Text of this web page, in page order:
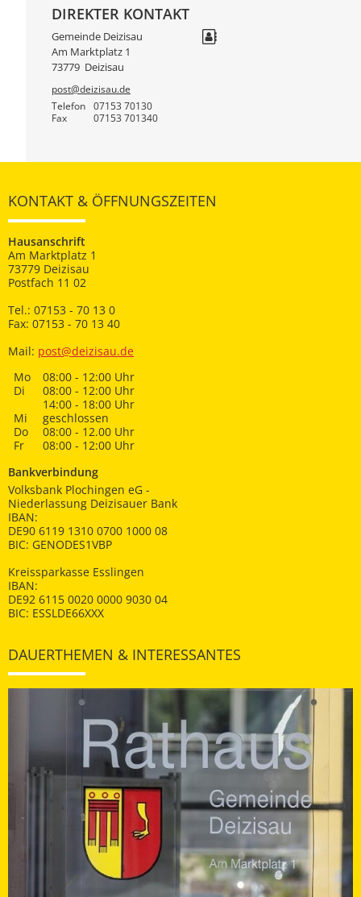
DIREKTER KONTAKT
Gemeinde Deizisau
Am Marktplatz 1
73779 Deizisau
post@deizisau.de
Telefon
07153 70130
Fax 07153 701340
KONTAKT & ÖFFNUNGSZEITEN
Hausanschrift
Am Marktplatz 1
73779 Deizisau
Postfach 11 02
Tel.: 07153 - 70 13 0
Fax: 07153 - 70 13 40
Mail: post@deizisau.de
Mo
08:00 - 12:00 Uhr
Di
08:00 - 12:00 Uhr
14:00 - 18:00 Uhr
Mi
geschlossen
Do
08:00 - 12.00 Uhr
Fr
08:00 - 12:00 Uhr
Bankverbindung
Volksbank Plochingen eG -
Niederlassung Deizisauer Bank
IBAN:
DE90 6119 1310 0700 1000 08
BIC: GENODES1VBP
Kreissparkasse Esslingen
IBAN:
DE92 6115 0020 0000 9030 04
BIC: ESSLDE66XXX
DAUERTHEMEN & INTERESSANTES